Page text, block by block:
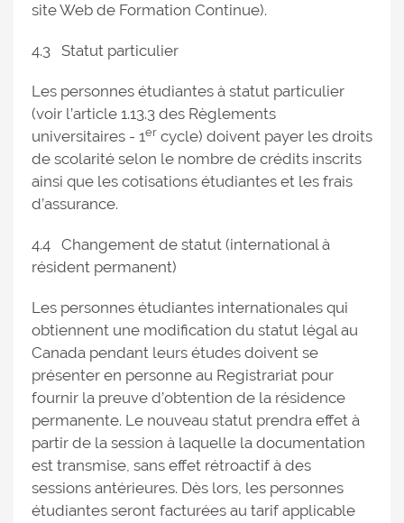
site Web de Formation Continue).
4.3 Statut particulier
Les personnes étudiantes à statut particulier
(voir l’article 1.13.3 des Règlements
universitaires - 1er cycle) doivent payer les droits
de scolarité selon le nombre de crédits inscrits
ainsi que les cotisations étudiantes et les frais
d’assurance.
4.4 Changement de statut (international à
résident permanent)
Les personnes étudiantes internationales qui
obtiennent une modification du statut légal au
Canada pendant leurs études doivent se
présenter en personne au Registrariat pour
fournir la preuve d’obtention de la résidence
permanente. Le nouveau statut prendra effet à
partir de la session à laquelle la documentation
est transmise, sans effet rétroactif à des
sessions antérieures. Dès lors, les personnes
étudiantes seront facturées au tarif applicable